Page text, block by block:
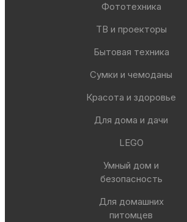
Фототехника
ТВ и проекторы
Бытовая техника
Сумки и чемоданы
Красота и здоровье
Для дома и дачи
LEGO
Умный дом и
безопасность
Для домашних
питомцев